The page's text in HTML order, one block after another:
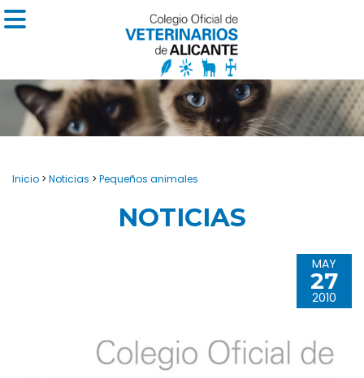
Inicio > Noticias > Pequeños animales
NOTICIAS
MAY
27
2010